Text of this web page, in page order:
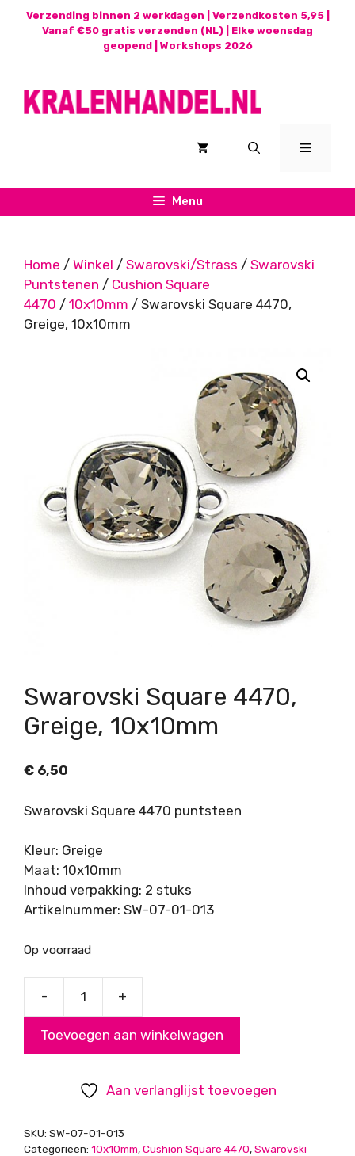
Verzending binnen 2 werkdagen | Verzendkosten 5,95 |
Vanaf €50 gratis verzenden (NL) | Elke woensdag
geopend | Workshops 2026
Menu
Menu
Home / Winkel / Swarovski/Strass / Swarovski
Puntstenen / Cushion Square
4470 / 10x10mm / Swarovski Square 4470,
Greige, 10x10mm
Swarovski Square 4470,
Greige, 10x10mm
€ 6,50
Swarovski Square 4470 puntsteen
Kleur: Greige
Maat: 10x10mm
Inhoud verpakking: 2 stuks
Artikelnummer: SW-07-01-013
Op voorraad
-
4470,
10x10mm
aantal
+
Toevoegen aan winkelwagen
Aan verlanglijst toevoegen
SKU: SW-07-01-013
Categorieën: 10x10mm,Cushion Square 4470,Swarovski